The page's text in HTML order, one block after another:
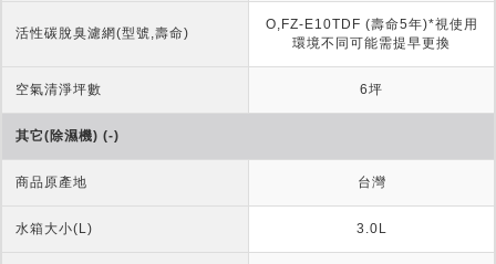
活性碳脫臭濾網(型號,壽命)
O,FZ-E10TDF (壽命5年)*視使用
環境不同可能需提早更換
空氣清淨坪數 6坪
其它(除濕機) (-)
商品原產地 台灣
水箱大小(L) 3.0L